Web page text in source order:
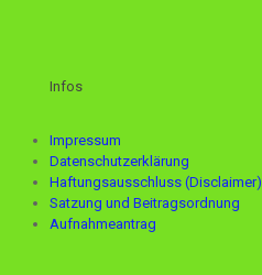
Infos
Impressum
Datenschutzerklärung
Haftungsausschluss (Disclaimer)
Satzung und Beitragsordnung
Aufnahmeantrag